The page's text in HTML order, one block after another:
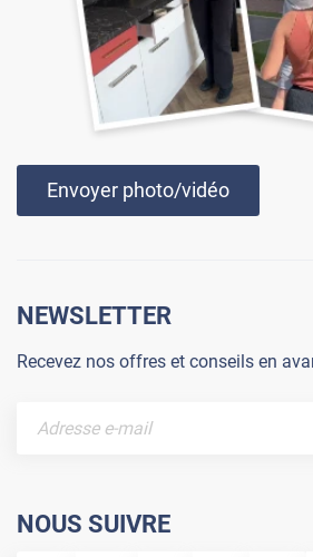
Envoyer photo/vidéo
NEWSLETTER
Recevez nos offres et conseils en
NOUS SUIVRE